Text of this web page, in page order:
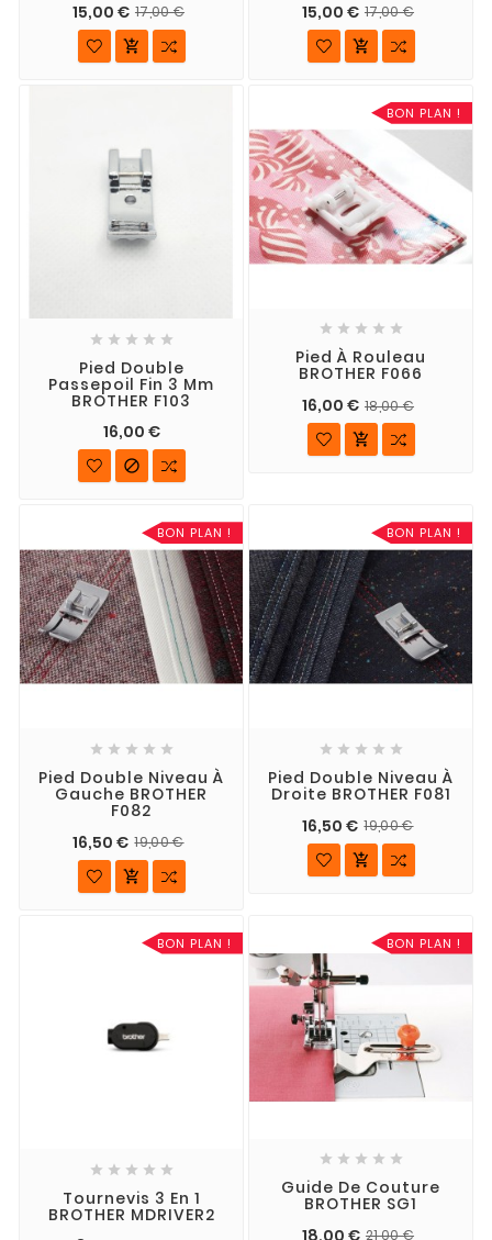
15,00 € 17,00 €

15,00 € 17,00 €

    
Pied Double
Passepoil Fin 3 Mm
BROTHER F103
16,00 €

BON PLAN !
    
Pied À Rouleau
BROTHER F066
16,00 € 18,00 €

BON PLAN !
    
Pied Double Niveau À
Gauche BROTHER
F082
16,50 € 19,00 €

BON PLAN !
    
Pied Double Niveau À
Droite BROTHER F081
16,50 € 19,00 €

BON PLAN !
    
Tournevis 3 En 1
BROTHER MDRIVER2
BON PLAN !
    
Guide De Couture
BROTHER SG1
18,00 € 21,00 €